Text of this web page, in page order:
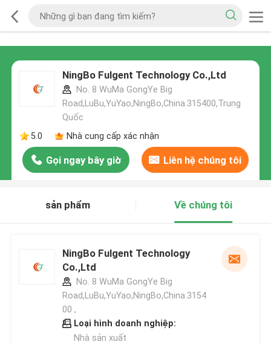
NingBo Fulgent Technology Co.,Ltd
No. 8 WuMa GongYe Big
Road,LuBu,YuYao,NingBo,China.315400,Trung
Quốc
5.0
Nhà cung cấp xác nhận
Gọi ngay bây giờ Liên hệ chúng tôi
sản phẩm Về chúng tôi
NingBo Fulgent Technology
Co.,Ltd
No. 8 WuMa GongYe Big
Road,LuBu,YuYao,NingBo,China.3154
00 ,
Loại hình doanh nghiệp:
Nhà sản xuất